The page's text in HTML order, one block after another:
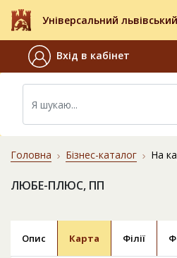
Універсальний
Вхід в кабінет
Головна Бізнес-каталог На
ЛЮБЕ-ПЛЮС, ПП
Опис Карта Філії